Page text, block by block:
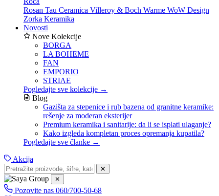
Rosan Tau Ceramica Villeroy & Boch Warme WoW Design
Zorka Keramika
Novosti
Nove Kolekcije
BORGA
LA BOHEME
FAN
EMPORIO
STRIAE
Pogledajte sve kolekcije →
Blog
Gazišta za stepenice i rub bazena od granitne keramike:
rešenje za moderan eksterijer
Premium keramika i sanitarije: da li se isplati ulaganje?
Kako izgleda kompletan proces opremanja kupatila?
Pogledajte sve članke →
Akcija
✕
✕
Pozovite nas 060/700-50-68